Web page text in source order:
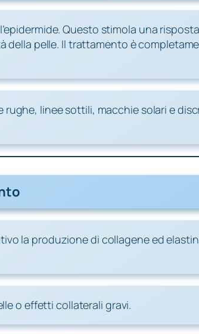
Questo stimola una
pelle. Il trattamento è
linee sottili, macchie solari e
la produzione di collagene ed
o effetti collaterali gravi.